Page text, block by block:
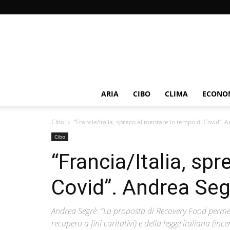
ARIA CIBO CLIMA
Cibo “Francia/Italia, spreco alimentare in tempo di Covid”.
Cibo
“Francia/Italia,
Covid”. Andrea
Andrea Segrè: “La proposta di Recovery Food
recupero a fini caritativi) e della legge italiana